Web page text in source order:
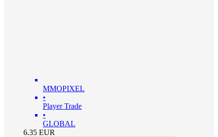
MMOPIXEL
•
Player Trade
•
GLOBAL
6.35 EUR